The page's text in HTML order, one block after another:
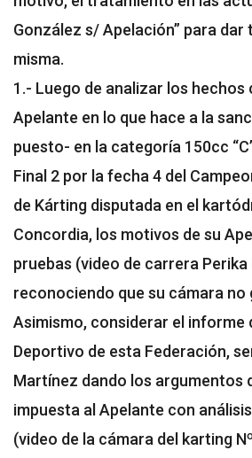
González s/ Apelación” para
misma.
1.- Luego de analizar los hechos
Apelante en lo que hace a la
puesto- en la categoría 150cc
Final 2 por la fecha 4 del
de Kárting disputada en el
Concordia, los motivos de su
pruebas (video de carrera
reconociendo que su cámara no
Asimismo, considerar el informe
Deportivo de esta Federación,
Martínez dando los argumentos
impuesta al Apelante con
(video de la cámara del karting